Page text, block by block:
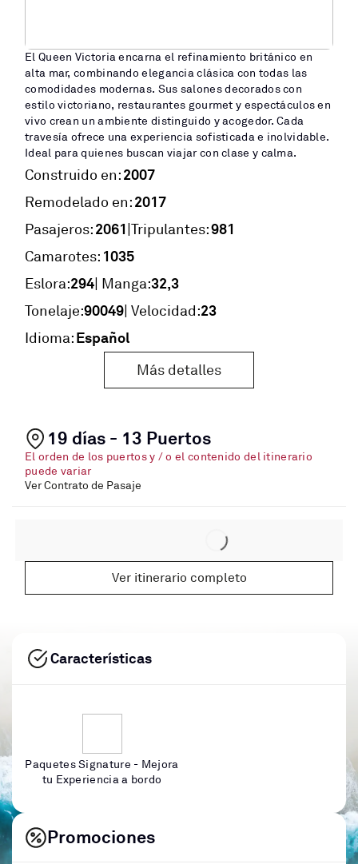
El Queen Victoria encarna el refinamiento británico en
alta mar, combinando elegancia clásica con todas las
comodidades modernas. Sus salones decorados con
estilo victoriano, restaurantes gourmet y espectáculos en
vivo crean un ambiente distinguido y acogedor. Cada
travesía ofrece una experiencia sofisticada e inolvidable.
Ideal para quienes buscan viajar con clase y calma.
Construido en:2007
Remodelado en:2017
Pasajeros:2061|Tripulantes:981
Camarotes: 1035
Eslora:294| Manga:32,3
Tonelaje:90049| Velocidad:23
Idioma:Español
Más detalles
19 días - 13 Puertos
El orden de los puertos y / o el contenido del itinerario
puede variar
Ver Contrato de Pasaje
Ver itinerario completo
Características
Paquetes Signature - Mejora
tu Experiencia a bordo
Promociones